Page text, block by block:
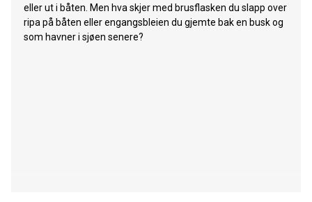
eller ut i båten. Men hva skjer med brusflasken du slapp over
ripa på båten eller engangsbleien du gjemte bak en busk og
som havner i sjøen senere?